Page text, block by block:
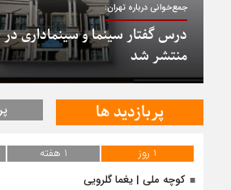
جمع‌خوانی درباره تهران:
درس گفتار سینما و سینماداری در
منتشر شد
پربازدید ها
1 روز 1 هفته
کوچه ملی | یغما گلرویی